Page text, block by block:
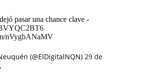
pasar una chance clave -
nVygbANaMV
(@ElDigitalNQN) 29 de